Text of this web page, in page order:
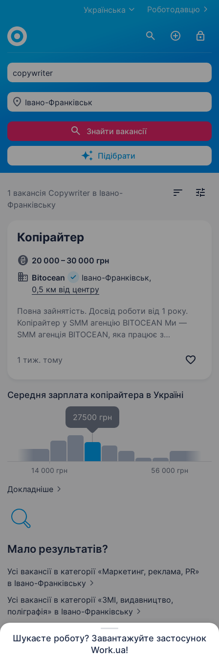
Шукаєте роботу? Завантажуйте застосунок
Work.ua!
Роботодавцю
Українська
copywriter
Івано-Франківськ
Знайти вакансії
Підібрати
1 вакансія Copywriter в Івано-
Франківську
Копірайтер
20 000 – 30 000 грн
Bitocean
Івано-Франківськ,
0,5 км від центру
Повна зайнятість. Досвід роботи від 1 року.
Копірайтер у SMM агенцію BITOCEAN Ми —
SMM агенція BITOCEAN, яка працює з
HoReCa, FMCG та B2B. Шукаємо копірайтера,
1 тиж. тому
Середня зарплата копірайтера в Україні
14 000 грн
27500 грн
56 000 грн
Докладніше
Мало результатів?
Усі вакансії в категорії «Маркетинг, реклама, PR»
в Івано-Франківську
Усі вакансії в категорії «ЗМІ, видавництво,
поліграфія» в Івано-Франківську